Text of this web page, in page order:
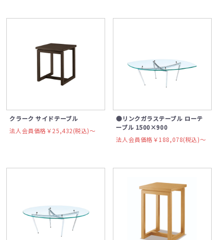
クラーク サイドテーブル
法人会員価格￥25,432(税込)〜
●リンクガラステーブル ローテ
ーブル 1500×900
法人会員価格￥188,078(税込)〜